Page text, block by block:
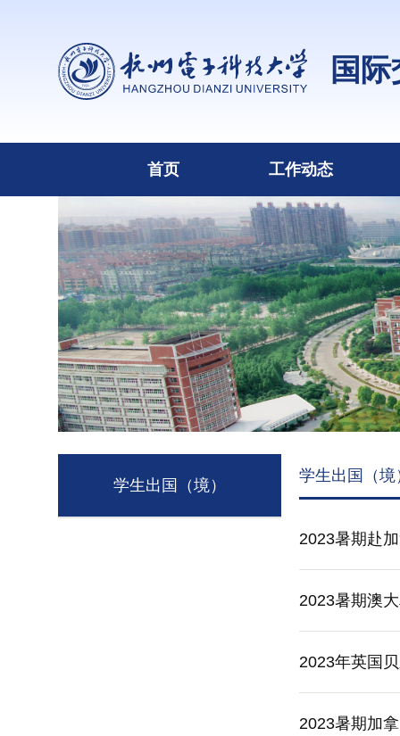
国
首页 工作动态
学生出国（境）
学生出国（境
2023暑期赴
2023暑期澳
2023年英国
2023暑期加